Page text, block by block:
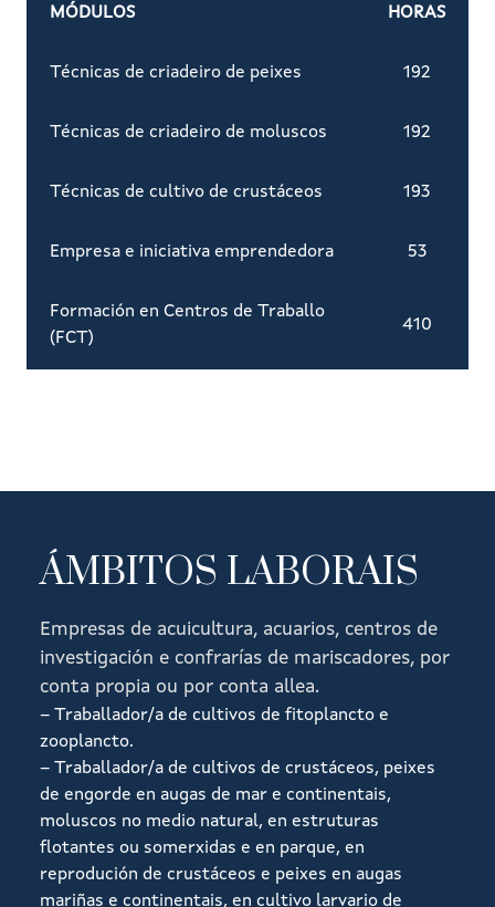
MÓDULOS HORAS
Técnicas de criadeiro de peixes 192
Técnicas de criadeiro de moluscos 192
Técnicas de cultivo de crustáceos 193
Empresa e iniciativa emprendedora 53
Formación en Centros de Traballo
(FCT)
410
ÁMBITOS LABORAIS
Empresas de acuicultura, acuarios, centros de
investigación e confrarías de mariscadores, por
conta propia ou por conta allea.
– Traballador/a de cultivos de fitoplancto e
zooplancto.
– Traballador/a de cultivos de crustáceos, peixes
de engorde en augas de mar e continentais,
moluscos no medio natural, en estruturas
flotantes ou somerxidas e en parque, en
reprodución de crustáceos e peixes en augas
mariñas e continentais, en cultivo larvario de